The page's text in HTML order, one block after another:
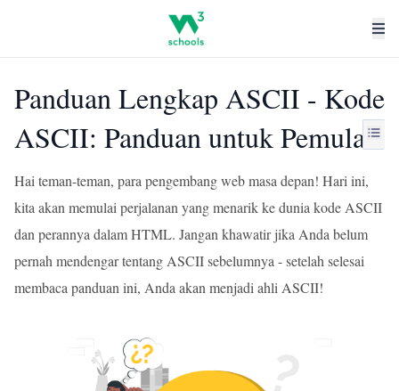
Panduan Lengkap ASCII - Kode
ASCII: Panduan untuk Pemula
Hai teman-teman, para pengembang web masa depan! Hari ini,
kita akan memulai perjalanan yang menarik ke dunia kode ASCII
dan perannya dalam HTML. Jangan khawatir jika Anda belum
pernah mendengar tentang ASCII sebelumnya - setelah selesai
membaca panduan ini, Anda akan menjadi ahli ASCII!